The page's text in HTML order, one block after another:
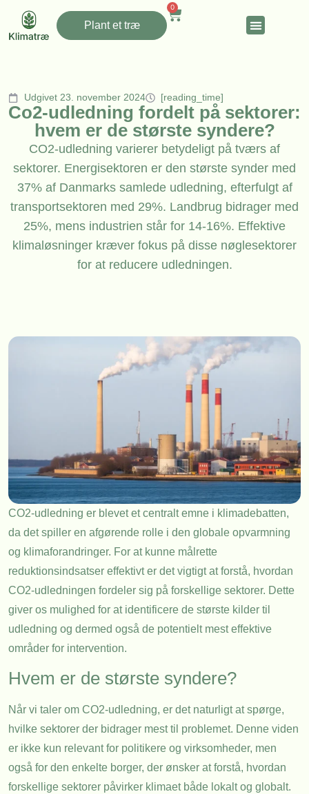
Plant et træ
0
Udgivet 23. november 2024 [reading_time]
Co2-udledning fordelt på sektorer:
hvem er de største syndere?
CO2-udledning varierer betydeligt på tværs af
sektorer. Energisektoren er den største synder med
37% af Danmarks samlede udledning, efterfulgt af
transportsektoren med 29%. Landbrug bidrager med
25%, mens industrien står for 14-16%. Effektive
klimaløsninger kræver fokus på disse nøglesektorer
for at reducere udledningen.
CO2-udledning er blevet et centralt emne i klimadebatten,
da det spiller en afgørende rolle i den globale opvarmning
og klimaforandringer. For at kunne målrette
reduktionsindsatser effektivt er det vigtigt at forstå, hvordan
CO2-udledningen fordeler sig på forskellige sektorer. Dette
giver os mulighed for at identificere de største kilder til
udledning og dermed også de potentielt mest effektive
områder for intervention.
Hvem er de største syndere?
Når vi taler om CO2-udledning, er det naturligt at spørge,
hvilke sektorer der bidrager mest til problemet. Denne viden
er ikke kun relevant for politikere og virksomheder, men
også for den enkelte borger, der ønsker at forstå, hvordan
forskellige sektorer påvirker klimaet både lokalt og globalt.